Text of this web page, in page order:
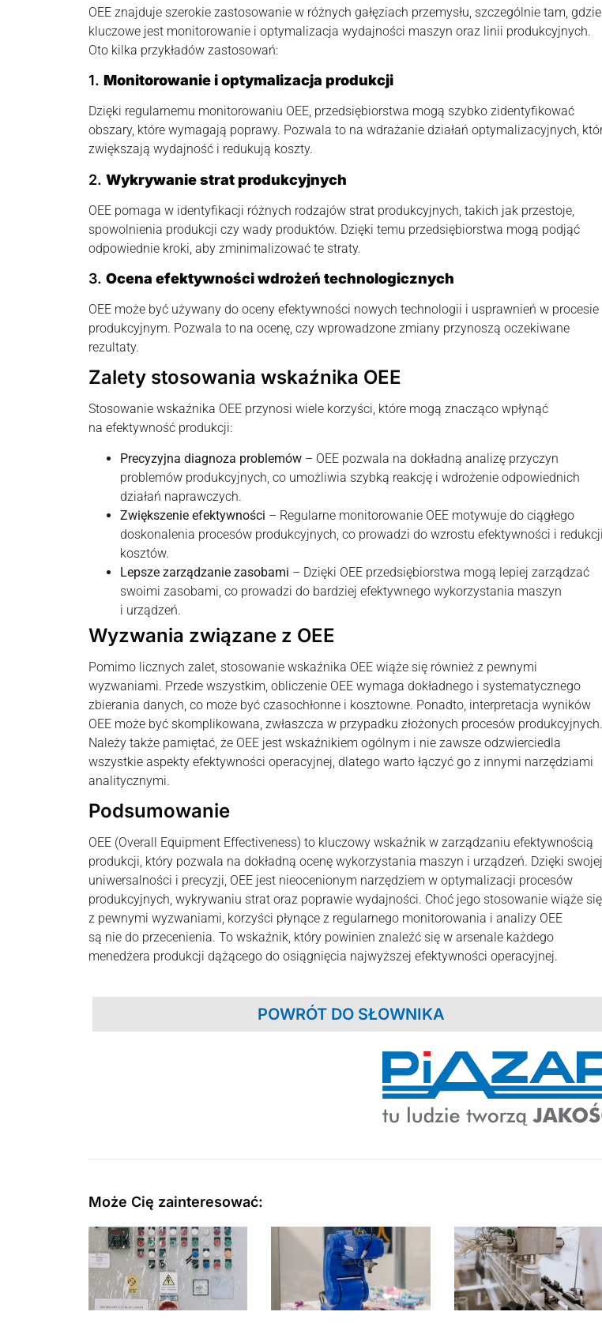
OEE znajduje szerokie zastosowanie w różnych gałęziach przemysłu, szczególnie tam, gdzie
kluczowe jest monitorowanie i optymalizacja wydajności maszyn oraz linii produkcyjnych.
Oto kilka przykładów zastosowań:
1. Monitorowanie i optymalizacja produkcji
Dzięki regularnemu monitorowaniu OEE, przedsiębiorstwa mogą szybko zidentyfikować
obszary, które wymagają poprawy. Pozwala to na wdrażanie działań optymalizacyjnych,
zwiększają wydajność i redukują koszty.
2. Wykrywanie strat produkcyjnych
OEE pomaga w identyfikacji różnych rodzajów strat produkcyjnych, takich jak przestoje,
spowolnienia produkcji czy wady produktów. Dzięki temu przedsiębiorstwa mogą podjąć
odpowiednie kroki, aby zminimalizować te straty.
3. Ocena efektywności wdrożeń technologicznych
OEE może być używany do oceny efektywności nowych technologii i usprawnień w procesie
produkcyjnym. Pozwala to na ocenę, czy wprowadzone zmiany przynoszą oczekiwane
rezultaty.
Zalety stosowania wskaźnika OEE
Stosowanie wskaźnika OEE przynosi wiele korzyści, które mogą znacząco wpłynąć
na efektywność produkcji:
Precyzyjna diagnoza problemów – OEE pozwala na dokładną analizę przyczyn
problemów produkcyjnych, co umożliwia szybką reakcję i wdrożenie odpowiednich
działań naprawczych.
Zwiększenie efektywności – Regularne monitorowanie OEE motywuje do ciągłego
doskonalenia procesów produkcyjnych, co prowadzi do wzrostu efektywności i redukcji
kosztów.
Lepsze zarządzanie zasobami – Dzięki OEE przedsiębiorstwa mogą lepiej zarządzać
swoimi zasobami, co prowadzi do bardziej efektywnego wykorzystania maszyn
i urządzeń.
Wyzwania związane z OEE
Pomimo licznych zalet, stosowanie wskaźnika OEE wiąże się również z pewnymi
wyzwaniami. Przede wszystkim, obliczenie OEE wymaga dokładnego i systematycznego
zbierania danych, co może być czasochłonne i kosztowne. Ponadto, interpretacja wyników
OEE może być skomplikowana, zwłaszcza w przypadku złożonych procesów produkcyjnych.
Należy także pamiętać, że OEE jest wskaźnikiem ogólnym i nie zawsze odzwierciedla
wszystkie aspekty efektywności operacyjnej, dlatego warto łączyć go z innymi narzędziami
analitycznymi.
Podsumowanie
OEE (Overall Equipment Effectiveness) to kluczowy wskaźnik w zarządzaniu efektywnością
produkcji, który pozwala na dokładną ocenę wykorzystania maszyn i urządzeń. Dzięki swojej
uniwersalności i precyzji, OEE jest nieocenionym narzędziem w optymalizacji procesów
produkcyjnych, wykrywaniu strat oraz poprawie wydajności. Choć jego stosowanie wiąże się
z pewnymi wyzwaniami, korzyści płynące z regularnego monitorowania i analizy OEE
są nie do przecenienia. To wskaźnik, który powinien znaleźć się w arsenale każdego
menedżera produkcji dążącego do osiągnięcia najwyższej efektywności operacyjnej.
POWRÓT DO SŁOWNIKA
Może Cię zainteresować: